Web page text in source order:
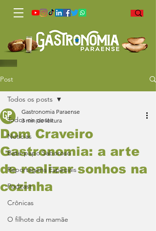
Post
Todos os posts
Notícias
Bate-papo Saboroso
Reportagens Especiais
Podcast
Crônicas
O filhote da mamãe
Todos os posts
Dom Craveiro
Gastronomia: a arte
de realizar sonhos na
cozinha
Gastronomia Paraense
3 min de leitura